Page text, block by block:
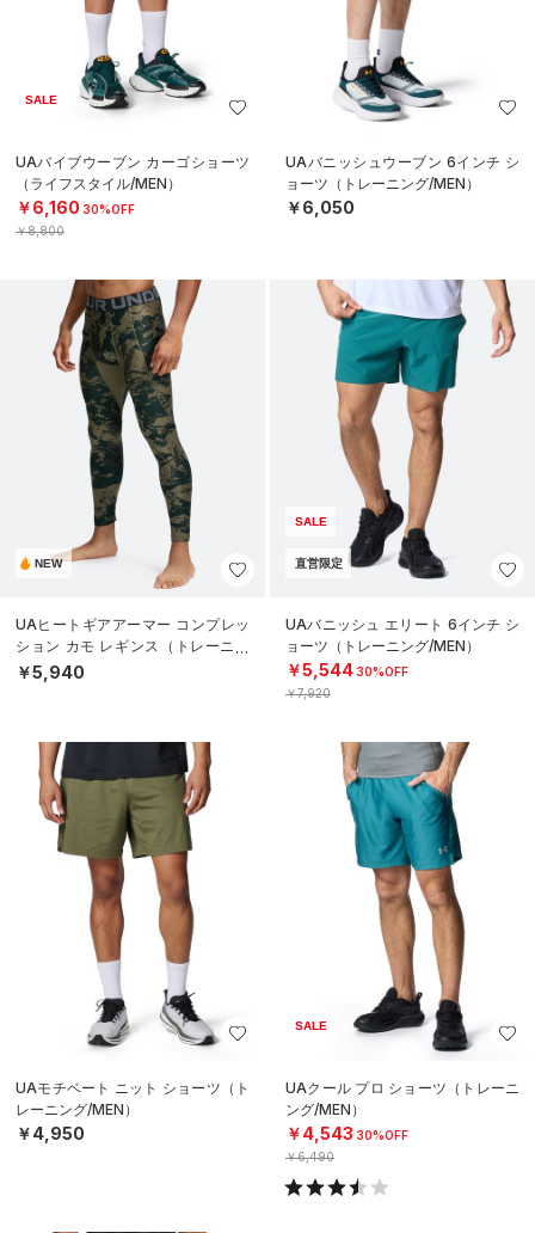
SALE
UAバイブウーブン カーゴショーツ
（ライフスタイル/MEN）
￥6,160 30%OFF
￥8,800
UAバニッシュウーブン 6インチ シ
ョーツ（トレーニング/MEN）
￥6,050
NEW
UAヒートギアアーマー コンプレッ
ション カモ レギンス（トレーニン
グ/MEN）
￥5,940
SALE
直営限定
UAバニッシュ エリート 6インチ シ
ョーツ（トレーニング/MEN）
￥5,54430%OFF
￥7,920
UAモチベート ニット ショーツ（ト
レーニング/MEN）
￥4,950
SALE
UAクール プロ ショーツ（トレーニ
ング/MEN）
￥4,543 30%OFF
￥6,490